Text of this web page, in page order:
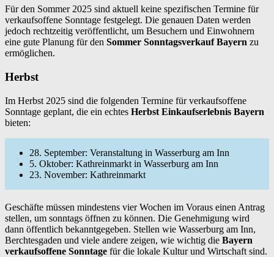
Für den Sommer 2025 sind aktuell keine spezifischen Termine für
verkaufsoffene Sonntage festgelegt. Die genauen Daten werden
jedoch rechtzeitig veröffentlicht, um Besuchern und Einwohnern
eine gute Planung für den Sommer Sonntagsverkauf Bayern zu
ermöglichen.
Herbst
Im Herbst 2025 sind die folgenden Termine für verkaufsoffene
Sonntage geplant, die ein echtes Herbst Einkaufserlebnis Bayern
bieten:
28. September: Veranstaltung in Wasserburg am Inn
5. Oktober: Kathreinmarkt in Wasserburg am Inn
23. November: Kathreinmarkt
Geschäfte müssen mindestens vier Wochen im Voraus einen Antrag
stellen, um sonntags öffnen zu können. Die Genehmigung wird
dann öffentlich bekanntgegeben. Stellen wie Wasserburg am Inn,
Berchtesgaden und viele andere zeigen, wie wichtig die Bayern
verkaufsoffene Sonntage für die lokale Kultur und Wirtschaft sind.